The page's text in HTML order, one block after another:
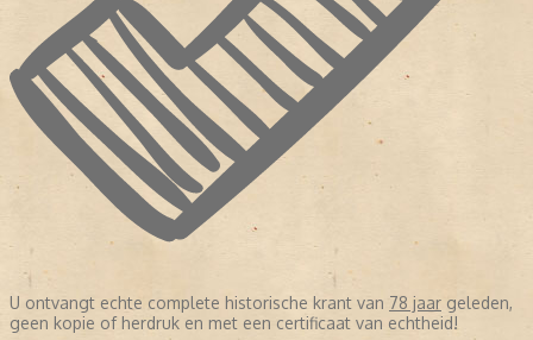
U ontvangt echte complete historische krant van 78 jaar geleden,
geen kopie of herdruk en met een certificaat van echtheid!